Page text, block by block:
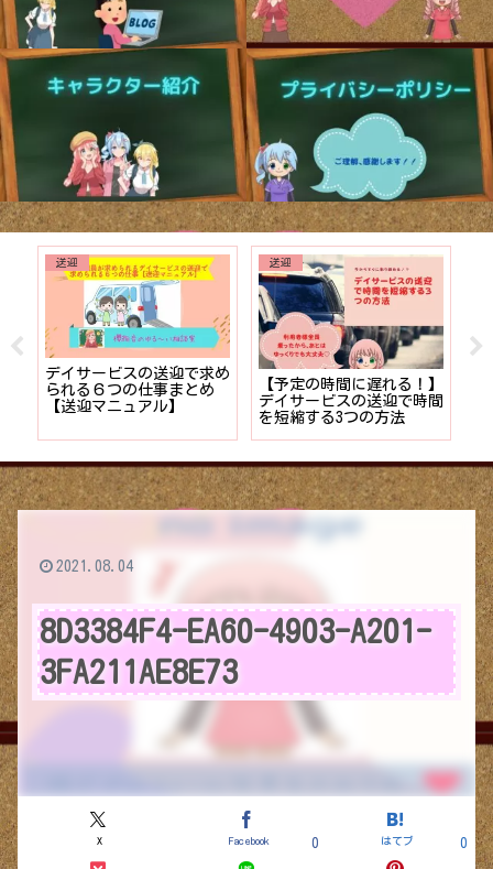
送迎
デイサービスの送迎で求め
られる６つの仕事まとめ
【送迎マニュアル】
送迎
【予定の時間に遅れる！】
デイサービスの送迎で時間
を短縮する3つの方法
8D3384F4-EA60-4903-A201-
3FA211AE8E73
X Facebook 0 はてブ 0
2021.08.04